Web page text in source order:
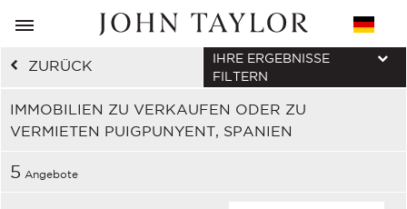
ZURÜCK
IMMOBILIEN ZU VERKAUFEN ODER ZU
VERMIETEN PUIGPUNYENT, SPANIEN
IHRE ERGEBNISSE
FILTERN
5 Angebote